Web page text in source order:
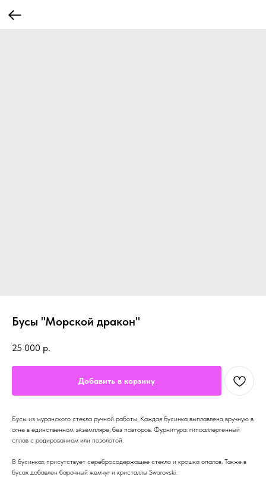
Бусы "Морской дракон"
25 000 р.
Добавить в корзину
Бусы из муранского стекла ручной работы. Каждая бусинка выплавлена вручную в
огне в единственном экземпляре, без повторов. Фурнитура: гипоаллергенный
сплав с родированием или позолотой.
В бусинках присутствует серебросодержащее стекло и крошка опалов. Также в
бусах добавлен барочный жемчуг и кристаллы Swarovski.